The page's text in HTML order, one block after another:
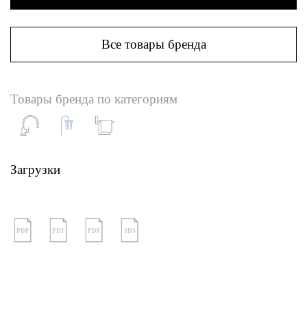
Все товары бренда
Товары бренда по категориям
Загрузки
PDF PDF PDF 3DS